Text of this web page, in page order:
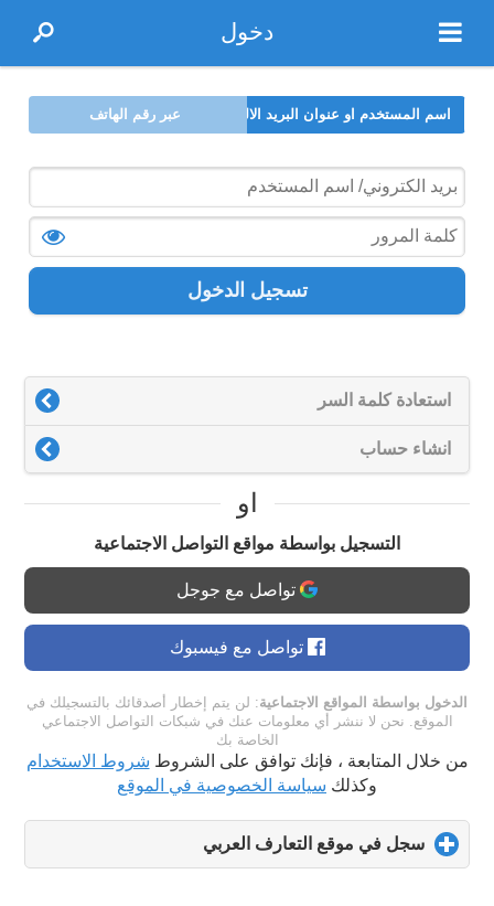
دخول
اسم المستخدم او عنوان البريد الالكتروني عبر رقم الهاتف
تسجيل الدخول
استعادة كلمة السر
انشاء حساب
او
التسجيل بواسطة مواقع التواصل الاجتماعية
تواصل مع جوجل
تواصل مع فيسبوك
الدخول بواسطة المواقع الاجتماعية: لن يتم إخطار أصدقائك بالتسجيلك في
الموقع. نحن لا ننشر أي معلومات عنك في شبكات التواصل الاجتماعي
الخاصة بك
من خلال المتابعة ، فإنك توافق على الشروط شروط الاستخدام
وكذلك سياسة الخصوصية في الموقع
سجل في موقع التعارف العربي
to